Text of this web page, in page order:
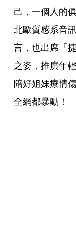
己，一個人的
北歐質感系音
言，也出席「
之姿，推廣年
陪好姐妹療情
全網都暴動！